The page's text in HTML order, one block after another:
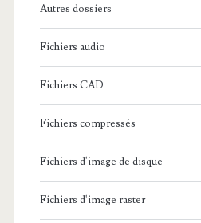
Autres dossiers
Fichiers audio
Fichiers CAD
Fichiers compressés
Fichiers d'image de disque
Fichiers d'image raster